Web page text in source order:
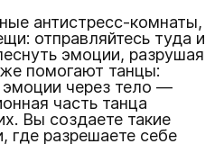
антистресс-комнаты,
отправляйтесь туда и
эмоции, разрушая
помогают танцы:
эмоции через тело —
часть танца
Вы создаете такие
где разрешаете себе